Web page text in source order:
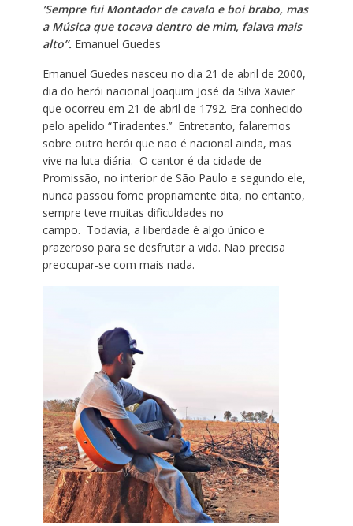
’Sempre fui Montador de cavalo e boi brabo, mas
a Música que tocava dentro de mim, falava mais
alto’’. Emanuel Guedes
Emanuel Guedes nasceu no dia 21 de abril de 2000,
dia do herói nacional Joaquim José da Silva Xavier
que ocorreu em 21 de abril de 1792. Era conhecido
pelo apelido “Tiradentes.’’ Entretanto, falaremos
sobre outro herói que não é nacional ainda, mas
vive na luta diária. O cantor é da cidade de
Promissão, no interior de São Paulo e segundo ele,
nunca passou fome propriamente dita, no entanto,
sempre teve muitas dificuldades no
campo. Todavia, a liberdade é algo único e
prazeroso para se desfrutar a vida. Não precisa
preocupar-se com mais nada.